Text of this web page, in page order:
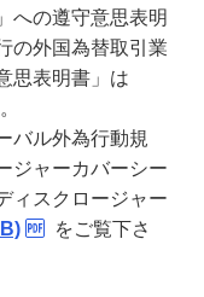
への遵守意思表明
の外国為替取引業
思表明書」は
バル外為行動規
ジャーカバーシー
ィスクロージャー
をご覧下さ